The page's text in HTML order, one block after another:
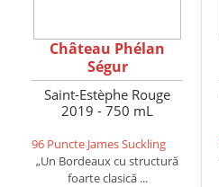
Château Phélan
Ségur
Saint-Estèphe Rouge
2019 - 750 mL
96 Puncte James Suckling
„Un Bordeaux cu structură
foarte clasică ...